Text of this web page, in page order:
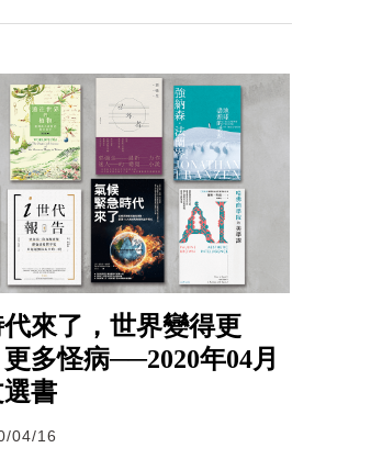
來了，世界變得更
多怪病──2020年04月
選書
04/16